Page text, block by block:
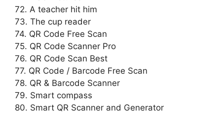
72. A teacher hit him
73. The cup reader
74. QR Code Free Scan
75. QR Code Scanner Pro
76. QR Code Scan Best
77. QR Code / Barcode Free Scan
78. QR & Barcode Scanner
79. Smart compass
80. Smart QR Scanner and Generator